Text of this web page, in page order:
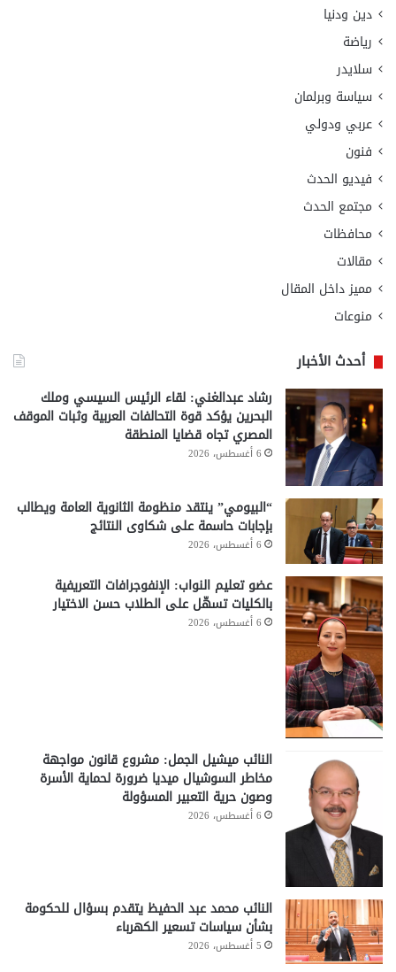
دين ودنيا
رياضة
سلايدر
سياسة وبرلمان
عربي ودولي
فنون
فيديو الحدث
مجتمع الحدث
محافظات
مقالات
مميز داخل المقال
منوعات
أحدث الأخبار
رشاد عبدالغني: لقاء الرئيس السيسي وملك
البحرين يؤكد قوة التحالفات العربية وثبات الموقف
المصري تجاه قضايا المنطقة
6 أغسطس، 2026
“البيومي” ينتقد منظومة الثانوية العامة ويطالب
بإجابات حاسمة على شكاوى النتائج
6 أغسطس، 2026
عضو تعليم النواب: الإنفوجرافات التعريفية
بالكليات تسهّل على الطلاب حسن الاختيار
6 أغسطس، 2026
النائب ميشيل الجمل: مشروع قانون مواجهة
مخاطر السوشيال ميديا ضرورة لحماية الأسرة
وصون حرية التعبير المسؤولة
6 أغسطس، 2026
النائب محمد عبد الحفيظ يتقدم بسؤال للحكومة
بشأن سياسات تسعير الكهرباء
5 أغسطس، 2026